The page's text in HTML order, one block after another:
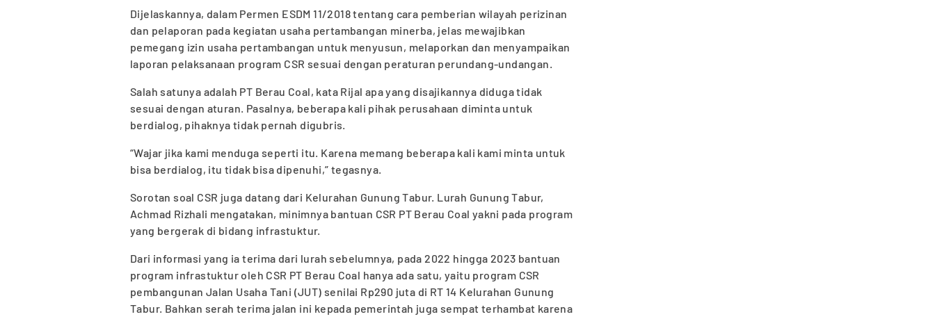
Dijelaskannya, dalam Permen ESDM 11/2018 tentang cara pemberian wilayah perizinan
dan pelaporan pada kegiatan usaha pertambangan minerba, jelas mewajibkan
pemegang izin usaha pertambangan untuk menyusun, melaporkan dan menyampaikan
laporan pelaksanaan program CSR sesuai dengan peraturan perundang-undangan.
Salah satunya adalah PT Berau Coal, kata Rijal apa yang disajikannya diduga tidak
sesuai dengan aturan. Pasalnya, beberapa kali pihak perusahaan diminta untuk
berdialog, pihaknya tidak pernah digubris.
“Wajar jika kami menduga seperti itu. Karena memang beberapa kali kami minta untuk
bisa berdialog, itu tidak bisa dipenuhi,” tegasnya.
Sorotan soal CSR juga datang dari Kelurahan Gunung Tabur. Lurah Gunung Tabur,
Achmad Rizhali mengatakan, minimnya bantuan CSR PT Berau Coal yakni pada program
yang bergerak di bidang infrastuktur.
Dari informasi yang ia terima dari lurah sebelumnya, pada 2022 hingga 2023 bantuan
program infrastuktur oleh CSR PT Berau Coal hanya ada satu, yaitu program CSR
pembangunan Jalan Usaha Tani (JUT) senilai Rp290 juta di RT 14 Kelurahan Gunung
Tabur. Bahkan serah terima jalan ini kepada pemerintah juga sempat terhambat karena